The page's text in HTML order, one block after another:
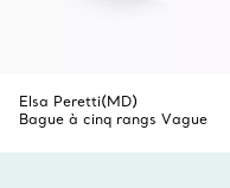
Elsa Peretti(MD)
Bague à cinq rangs Vague